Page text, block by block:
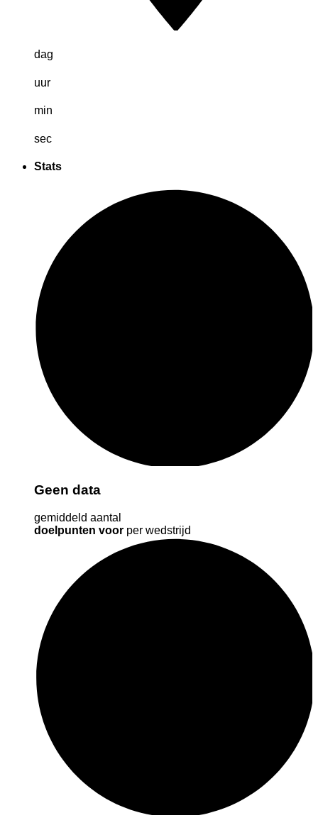
dag
uur
min
sec
Stats
Geen data
gemiddeld aantal
doelpunten voor per wedstrijd